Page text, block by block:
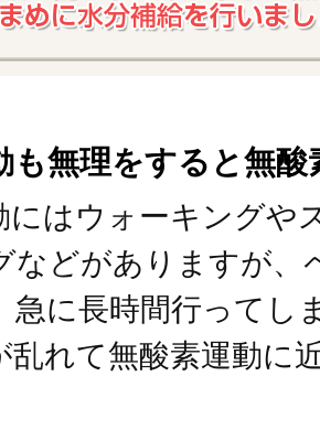
も無理をすると無
にはウォーキングや
などがありますが、
急に長時間行ってし
乱れて無酸素運動に